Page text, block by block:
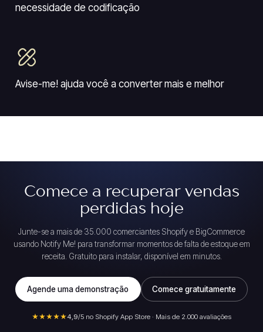
necessidade de codificação
Avise-me! ajuda você a converter mais e melhor
Comece a recuperar vendas
perdidas hoje
Junte-se a mais de 35.000 comerciantes Shopify e BigCommerce
usando Notify Me! para transformar momentos de falta de estoque em
receita. Gratuito para instalar, disponível em minutos.
Agende uma demonstração Comece gratuitamente
★★★★★4,9/5 no Shopify App Store · Mais de 2.000 avaliações